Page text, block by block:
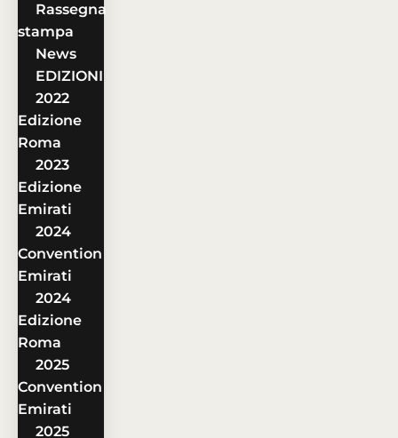
Rassegna
stampa
News
EDIZIONI
2022
Edizione
Roma
2023
Edizione
Emirati
2024
Convention
Emirati
2024
Edizione
Roma
2025
Convention
Emirati
2025